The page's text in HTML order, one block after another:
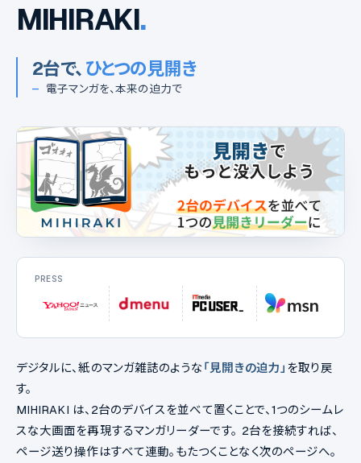
MIHIRAKI.
2台で、 ひとつの見開き
— 電子マンガを、本来の迫力で
PRESS
デジタルに、紙のマンガ雑誌のような 「見開きの迫力」 を取り戻
す。
MIHIRAKI は、2台のデバイスを並べて置くことで、1つのシームレ
スな大画面を再現するマンガリーダーです。 2台を接続すれば、
ページ送り操作はすべて連動。もたつくことなく次のページへ。